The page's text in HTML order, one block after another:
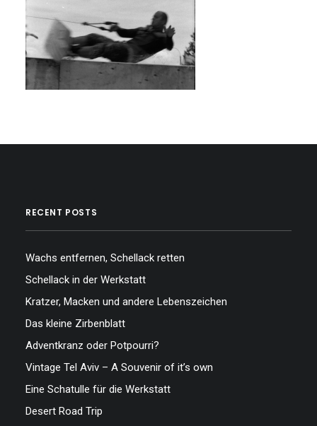
RECENT POSTS
Wachs entfernen, Schellack retten
Schellack in der Werkstatt
Kratzer, Macken und andere Lebenszeichen
Das kleine Zirbenblatt
Adventkranz oder Potpourri?
Vintage Tel Aviv – A Souvenir of it’s own
Eine Schatulle für die Werkstatt
Desert Road Trip